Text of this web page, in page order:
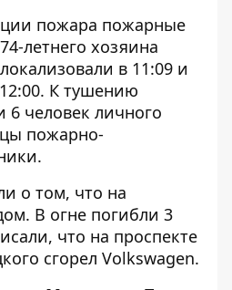
пожара пожарные
летнего хозяина
в 11:09 и
К тушению
6 человек личного
пожарно-
о том, что на
В огне погибли 3
что на проспекте
сгорел Volkswagen.